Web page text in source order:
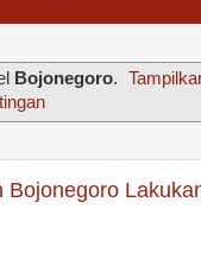
Bojonegoro.